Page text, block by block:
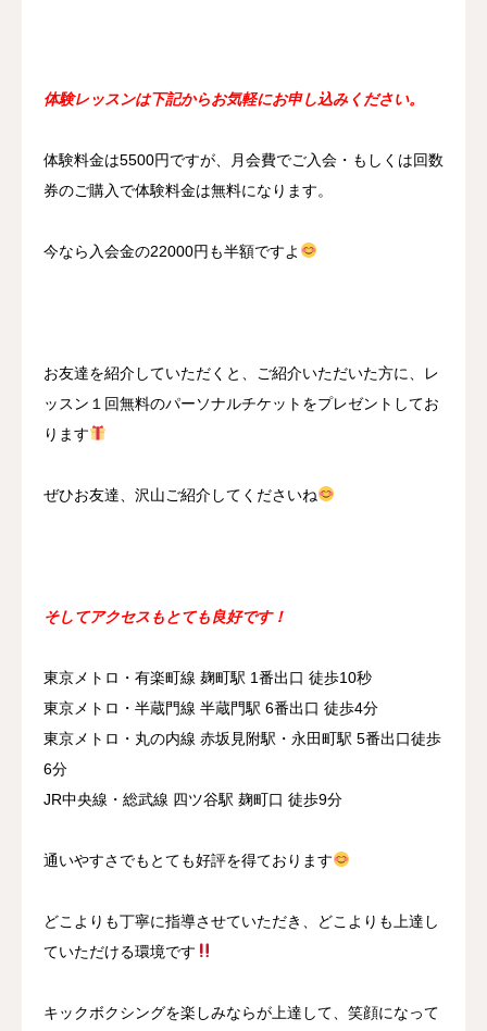
体験レッスンは下記からお気軽にお申し込みください。
体験料金は5500円ですが、月会費でご入会・もしくは回数
券のご購入で体験料金は無料になります。
今なら入会金の22000円も半額ですよ
お友達を紹介していただくと、ご紹介いただいた方に、レ
ッスン１回無料のパーソナルチケットをプレゼントしてお
ります
ぜひお友達、沢山ご紹介してくださいね
そしてアクセスもとても良好です！
東京メトロ・有楽町線 麹町駅 1番出口 徒歩10秒
東京メトロ・半蔵門線 半蔵門駅 6番出口 徒歩4分
東京メトロ・丸の内線 赤坂見附駅・永田町駅 5番出口徒歩
6分
JR中央線・総武線 四ツ谷駅 麹町口 徒歩9分
通いやすさでもとても好評を得ております
どこよりも丁寧に指導させていただき、どこよりも上達し
ていただける環境です
キックボクシングを楽しみならが上達して、笑顔になって